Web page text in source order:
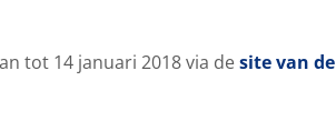
tot 14 januari 2018 via desite van de